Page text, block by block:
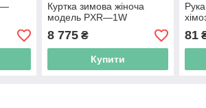
Куртка зимова жіноча
модель PXR—1W
8 775₴
Купити
81